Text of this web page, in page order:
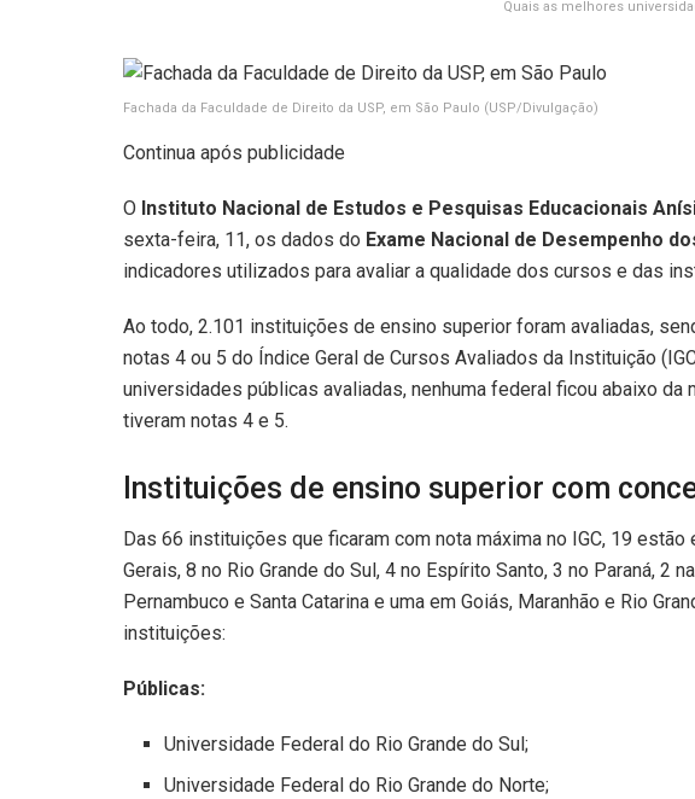
Quais as melhores
Fachada da Faculdade de Direito da USP, em São Paulo (USP/Divulgação)
Continua após publicidade
O Instituto Nacional de Estudos e Pesquisas Educacionais
sexta-feira, 11, os dados do Exame Nacional de Desempenho
indicadores utilizados para avaliar a qualidade dos cursos e das
Ao todo, 2.101 instituições de ensino superior foram avaliadas,
notas 4 ou 5 do Índice Geral de Cursos Avaliados da Instituição
universidades públicas avaliadas, nenhuma federal ficou abaixo da
tiveram notas 4 e 5.
Instituições de ensino superior com
Das 66 instituições que ficaram com nota máxima no IGC, 19 estão
Gerais, 8 no Rio Grande do Sul, 4 no Espírito Santo, 3 no Paraná, 2
Pernambuco e Santa Catarina e uma em Goiás, Maranhão e Rio
instituições:
Públicas:
Universidade Federal do Rio Grande do Sul;
Universidade Federal do Rio Grande do Norte;